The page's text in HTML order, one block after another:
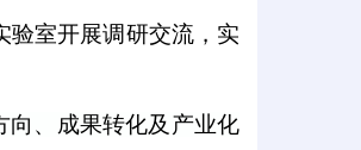
验室开展调研交流，实
向、成果转化及产业化